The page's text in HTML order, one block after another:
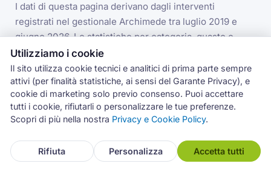
I dati di questa pagina derivano dagli interventi
registrati nel gestionale Archimede tra luglio 2019 e
giugno 2026. Le statistiche per categoria, guasto e
codice errore si riferiscono alla categoria lavatrici nella
provincia di Catania.
3.993
Utilizziamo i cookie
Il sito utilizza cookie tecnici e analitici di prima parte sempre
attivi (per finalità statistiche, ai sensi del Garante Privacy), e
cookie di marketing solo previo consenso. Puoi accettare
tutti i cookie, rifiutarli o personalizzare le tue preferenze.
Scopri di più nella nostra Privacy e Cookie Policy.
Rifiuta Personalizza Accetta tutti